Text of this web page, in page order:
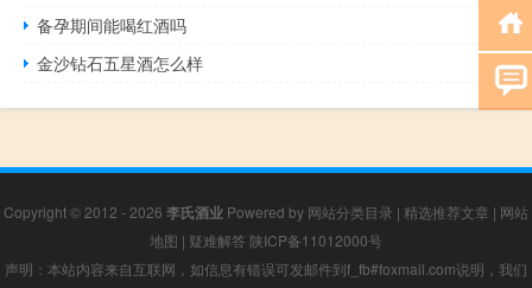
备孕期间能喝红酒吗
金沙钻石五星酒怎么样
Copyright © 2012 - 2026 李氏酒业 Powered by 网站分类目录 | 精选推荐文章 | 网站
地图 | 疑难解答 陕ICP备11012000号
声明：本站内容来自互联网，如信息有错误可发邮件到f_fb#foxmail.com说明，我们